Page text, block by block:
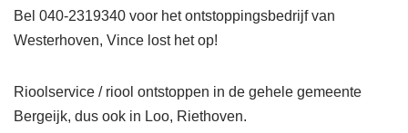
Bel 040-2319340 voor het ontstoppingsbedrijf van
Westerhoven, Vince lost het op!
Rioolservice / riool ontstoppen in de gehele gemeente
Bergeijk, dus ook in Loo, Riethoven.